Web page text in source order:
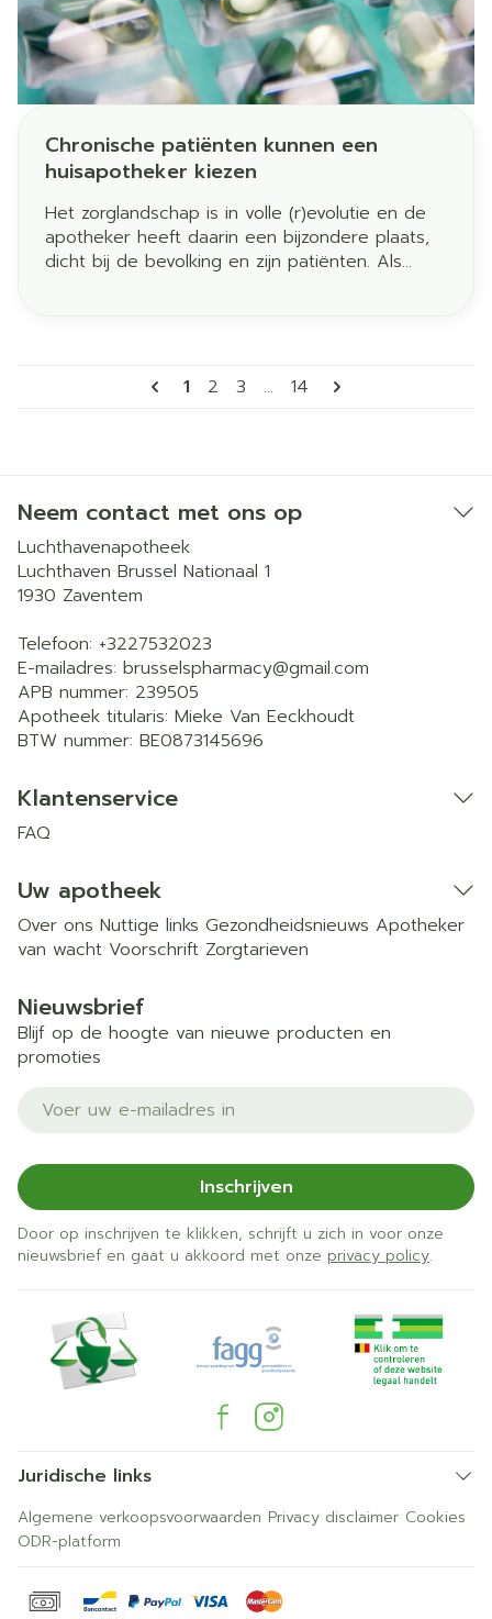
Chronische patiënten kunnen een
huisapotheker kiezen
Het zorglandschap is in volle (r)evolutie en de
apotheker heeft daarin een bijzondere plaats,
dicht bij de bevolking en zijn patiënten. Als
ondersteuning voor een goed gebruik van je
Pagina's
U lees momenteel pagina
1 Pagina
2 Pagina
3 ... Pagina
14
Neem contact met ons op
Luchthavenapotheek
Luchthaven Brussel Nationaal 1
1930 Zaventem
Telefoon: +3227532023
E-mailadres: brusselspharmacy@gmail.com
APB nummer: 239505
Apotheek titularis: Mieke Van Eeckhoudt
BTW nummer: BE0873145696
Klantenservice
FAQ
Uw apotheek
Over ons Nuttige links Gezondheidsnieuws Apotheker
van wacht Voorschrift Zorgtarieven
Nieuwsbrief
Blijf op de hoogte van nieuwe producten en
promoties
E-mail adres
Inschrijven
Door op inschrijven te klikken, schrijft u zich in voor onze
nieuwsbrief en gaat u akkoord met onze privacy policy.
Juridische links
Algemene verkoopsvoorwaarden Privacy disclaimer Cookies
ODR-platform